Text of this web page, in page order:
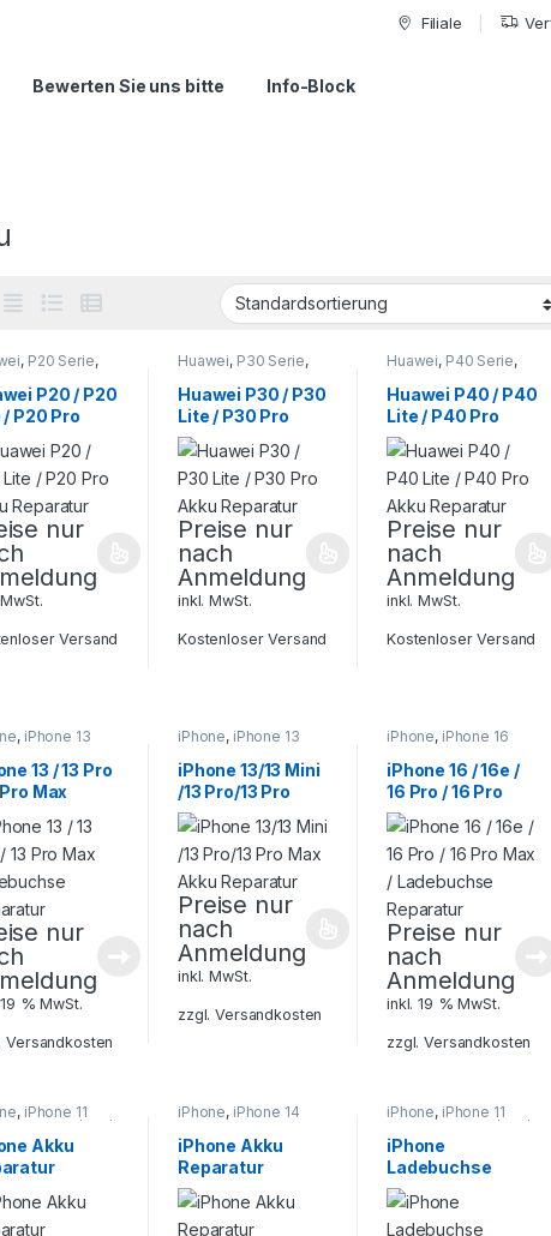
Filiale
Bewerten Sie uns bitte Info-Block
, P20 Serie,
P20 / P20
/ P20 Pro
Reparatur
nur
Versand
Huawei, P30 Serie,
Reparatur
Huawei P30 / P30
Lite / P30 Pro
Akku Reparatur
Preise nur
nach
Anmeldung
inkl. MwSt.
Kostenloser Versand
Huawei, P40 Serie,
Reparatur
Huawei P40 / P40
Lite / P40 Pro
Akku Reparatur
Preise nur
nach
Anmeldung
inkl. MwSt.
Kostenloser Versand
, iPhone 13
13 / 13 Pro
Max
nur
% MwSt.
Versandkosten
iPhone, iPhone 13
Reparatur
iPhone 13/13 Mini
/13 Pro/13 Pro
Max Akku
Reparatur
Preise nur
nach
Anmeldung
inkl. MwSt.
zzgl.Versandkosten
iPhone, iPhone 16
Reparatur
iPhone 16 / 16e /
16 Pro / 16 Pro
Max /
Ladebuchse
Reparatur
Preise nur
nach
Anmeldung
inkl. 19 % MwSt.
zzgl.Versandkosten
, iPhone 11
iPhone X / XS /
, iPhone XR
Akku
iPhone, iPhone 14
Serie,Smartphone
Reparatur
iPhone Akku
Reparatur
iPhone, iPhone 11
iPhone X / XS /
XS Max,
Smartphone
Reparatur
iPhone
Ladebuchse
Reparatur